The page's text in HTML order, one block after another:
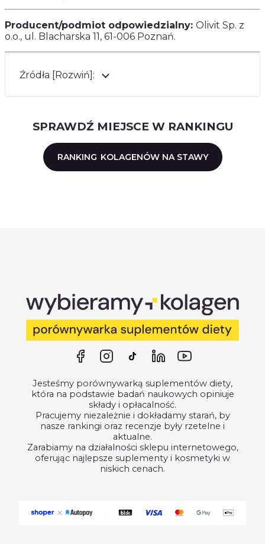
Producent/podmiot odpowiedzialny: Olivit Sp. z
o.o., ul. Blacharska 11, 61-006 Poznań.
Źródła [Rozwiń]:
SPRAWDŹ MIEJSCE W RANKINGU
RANKING KOLAGENÓW NA STAWY
Jesteśmy porównywarką suplementów diety,
która na podstawie badań naukowych opiniuje
składy i opłacalność.
Pracujemy niezależnie i dokładamy starań, by
nasze rankingi oraz recenzje były rzetelne i
aktualne.
Zarabiamy na działalności sklepu internetowego,
oferując najlepsze suplementy i kosmetyki w
niskich cenach.